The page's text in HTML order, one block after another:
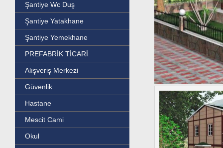
Şantiye Wc Duş
Şantiye Yatakhane
Şantiye Yemekhane
PREFABRİK TİCARİ
Alışveriş Merkezi
Güvenlik
Hastane
Mescit Cami
Okul